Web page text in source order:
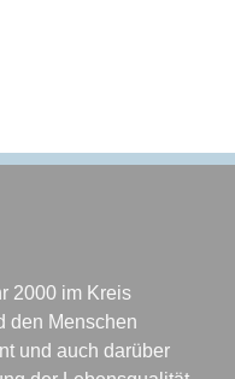
2000 im Kreis
den Menschen
und auch darüber